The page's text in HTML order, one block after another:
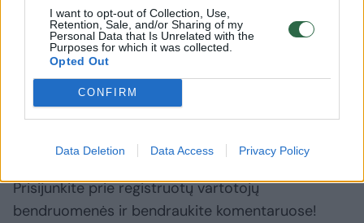
I want to opt-out of Collection, Use,
Retention, Sale, and/or Sharing of my
Personal Data that Is Unrelated with the
Purposes for which it was collected.
Opted Out
CONFIRM
Data Deletion Data Access Privacy Policy
Edvinas Grikšas Kontrabanda balionai Rodyti daugiau žymių
Komentuoti po šiuo straipsniu
Prisijunkite prie registruotų vartotojų
bendruomenės ir bendraukite komentaruose!